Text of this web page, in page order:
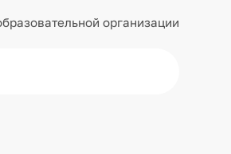
организации